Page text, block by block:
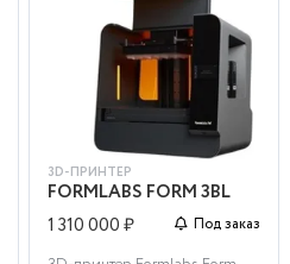
3D-ПРИНТЕР
FORMLABS FORM 3BL
1 310 000 ₽
Под заказ